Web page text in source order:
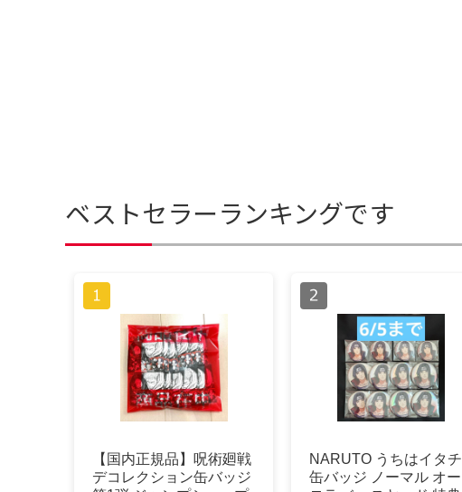
ベストセラーランキングです
【国内正規品】呪術廻戦
デコレクション缶バッジ
NARUTO うちはイタチ
缶バッジ ノーマル オー